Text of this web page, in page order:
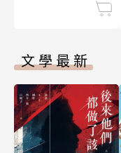
文學最新